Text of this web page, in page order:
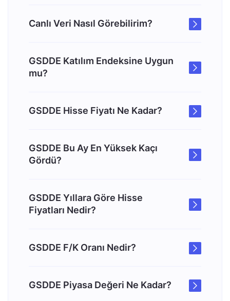
Canlı Veri Nasıl Görebilirim?
GSDDE Katılım Endeksine Uygun
mu?
GSDDE Hisse Fiyatı Ne Kadar?
GSDDE Bu Ay En Yüksek Kaçı
Gördü?
GSDDE Yıllara Göre Hisse
Fiyatları Nedir?
GSDDE F/K Oranı Nedir?
GSDDE Piyasa Değeri Ne Kadar?